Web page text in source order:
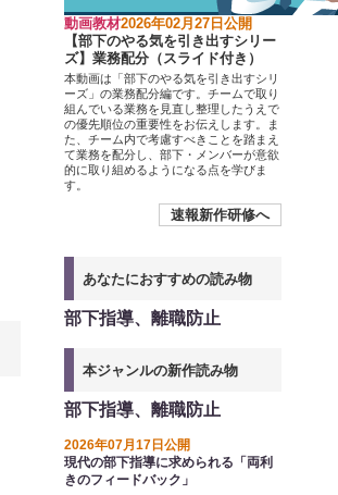
動画教材2026年02月27日公開
【部下のやる気を引き出すシリー
ズ】業務配分（スライド付き）
本動画は「部下のやる気を引き出すシリ
ーズ」の業務配分編です。チームで取り
組んでいる業務を見直し整理したうえで
の優先順位の重要性をお伝えします。ま
た、チーム内で考慮すべきことを踏まえ
て業務を配分し、部下・メンバーが意欲
的に取り組めるようになる点を学びま
す。
速報新作研修へ
あなたにおすすめの読み物
部下指導、離職防止
本ジャンルの新作読み物
部下指導、離職防止
2026年07月17日公開
現代の部下指導に求められる「両利
きのフィードバック」